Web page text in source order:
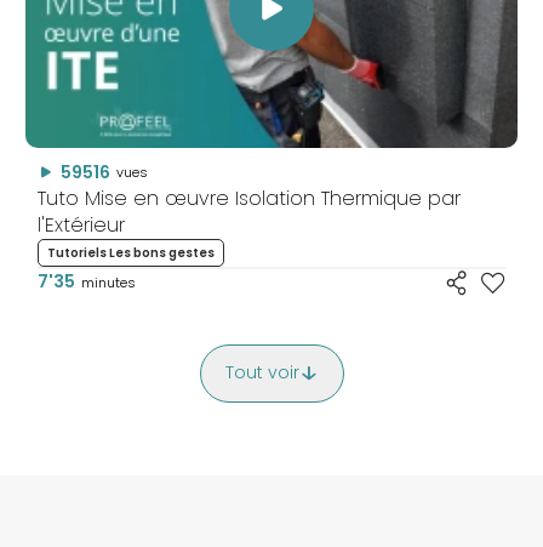
59516 vues
Tuto Mise en œuvre Isolation Thermique par
l'Extérieur
Tutoriels Les bons gestes
7'35 minutes
Tout voir